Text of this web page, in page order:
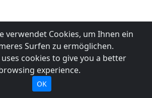
verwendet Cookies, um Ihnen ein
Surfen zu ermöglichen.
cookies to give you a better
experience.
OK